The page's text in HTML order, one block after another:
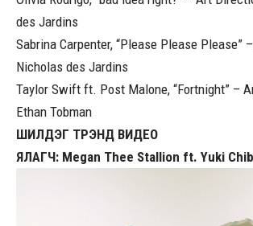
des Jardins
Sabrina Carpenter, “Please Please Please”
Nicholas des Jardins
Taylor Swift ft. Post Malone, “Fortnight” –
Ethan Tobman
ШИЛДЭГ ТРЭНД ВИДЕО
ЯЛАГЧ: Megan Thee Stallion ft. Yuki